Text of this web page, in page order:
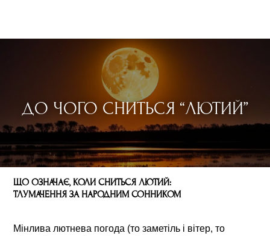
ДО ЧОГО СНИТЬСЯ “ЛЮТИЙ”
ЩО ОЗНАЧАЄ, КОЛИ СНИТЬСЯ ЛЮТИЙ:
ТЛУМАЧЕННЯ ЗА НАРОДНИМ СОННИКОМ
Мінлива лютнева погода (то заметіль і вітер, то